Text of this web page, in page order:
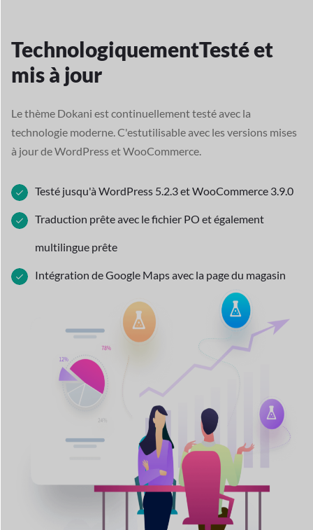
TechnologiquementTesté et
mis à jour
Le thème Dokani est continuellement testé avec la
technologie moderne. C'estutilisable avec les versions mises
à jour de WordPress et WooCommerce.
Testé jusqu'à WordPress 5.2.3 et WooCommerce 3.9.0
Traduction prête avec le fichier PO et également
multilingue prête
Intégration de Google Maps avec la page du magasin